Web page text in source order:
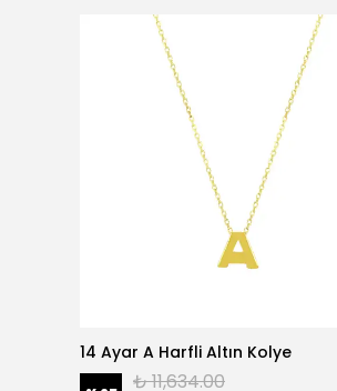
14 Ayar A Harfli Altın Kolye
₺ 11,634.00